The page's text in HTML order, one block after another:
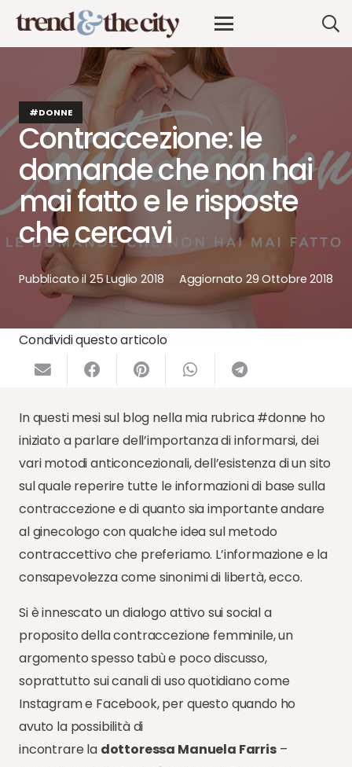
#DONNE
Contraccezione: le
domande che non hai
mai fatto e le risposte
che cercavi
Pubblicato il25 Luglio 2018 Aggiornato 29 Ottobre 2018
Condividi questo articolo
In questi mesi sul blog nella mia rubrica #donne ho
iniziato a parlare dell’importanza di informarsi, dei
vari motodi anticoncezionali, dell’esistenza di un sito
sul quale reperire tutte le informazioni di base sulla
contraccezione e di quanto sia importante andare
al ginecologo con qualche idea sul metodo
contraccettivo che preferiamo. L’informazione e la
consapevolezza come sinonimi di libertà, ecco.
Si è innescato un dialogo attivo sui social a
proposito della contraccezione femminile, un
argomento spesso tabù e poco discusso,
soprattutto sui canali di uso quotidiano come
Instagram e Facebook, per questo quando ho
avuto la possibilità di
incontrare la dottoressa Manuela Farris–